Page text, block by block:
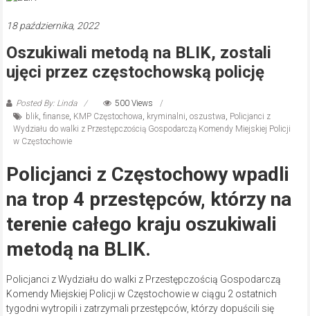
Lubliniec,
18 października, 2022
Oszukiwali metodą na BLIK, zostali
ujęci przez częstochowską policję
Posted By: Linda
500 Views
blik, finanse, KMP Częstochowa, kryminalni, oszustwa, Policjanci z
Wydziału do walki z Przestępczością Gospodarczą Komendy Miejskiej Policji
w Częstochowie
Policjanci z Częstochowy wpadli
na trop 4 przestępców, którzy na
terenie całego kraju oszukiwali
metodą na BLIK.
Policjanci z Wydziału do walki z Przestępczością Gospodarczą
Komendy Miejskiej Policji w Częstochowie w ciągu 2 ostatnich
tygodni wytropili i zatrzymali przestępców, którzy dopuścili się